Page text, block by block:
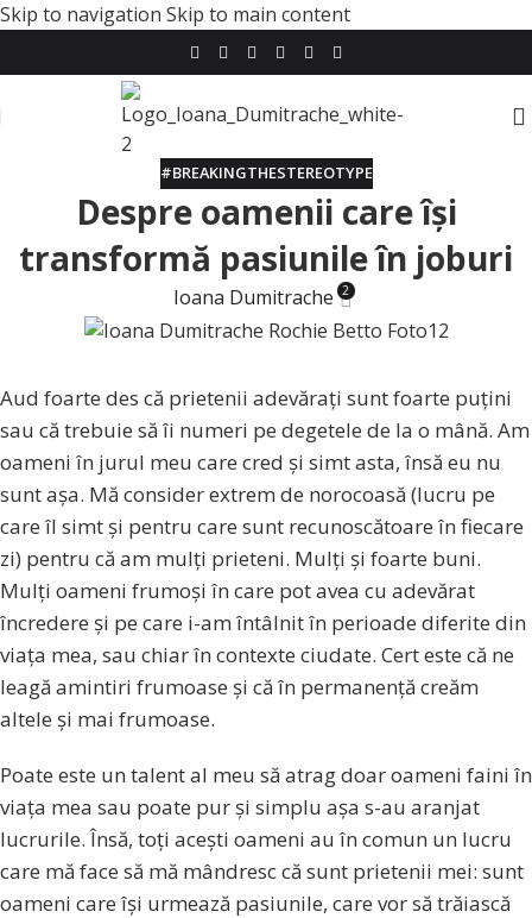
Skip to navigation Skip to main content
#BREAKINGTHESTEREOTYPE
Despre oamenii care își
transformă pasiunile în joburi
Ioana Dumitrache 2
Aud foarte des că prietenii adevărați sunt foarte puțini
sau că trebuie să îi numeri pe degetele de la o mână. Am
oameni în jurul meu care cred și simt asta, însă eu nu
sunt așa. Mă consider extrem de norocoasă (lucru pe
care îl simt și pentru care sunt recunoscătoare în fiecare
zi) pentru că am mulți prieteni. Mulți și foarte buni.
Mulți oameni frumoși în care pot avea cu adevărat
încredere și pe care i-am întâlnit în perioade diferite din
viața mea, sau chiar în contexte ciudate. Cert este că ne
leagă amintiri frumoase și că în permanență creăm
altele și mai frumoase.
Poate este un talent al meu să atrag doar oameni faini în
viața mea sau poate pur și simplu așa s-au aranjat
lucrurile. Însă, toți acești oameni au în comun un lucru
care mă face să mă mândresc că sunt prietenii mei: sunt
oameni care își urmează pasiunile, care vor să trăiască